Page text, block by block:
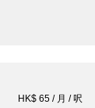
HK$ 65 / 月 / 呎